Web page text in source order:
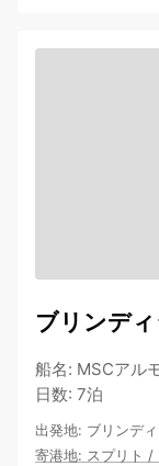
ブリンデ
船名: MSCアル
日数: 7泊
出発地: ブリンデ
寄港地: スプリト /